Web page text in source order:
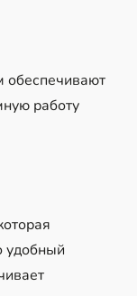
обеспечивают
работу
удобный